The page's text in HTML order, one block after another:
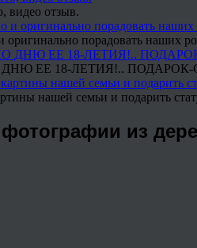
видео отзыв.
оригинально порадовать наших
ЕЕ 18-ЛЕТИЯ!..
нашей семьи и подарить
из